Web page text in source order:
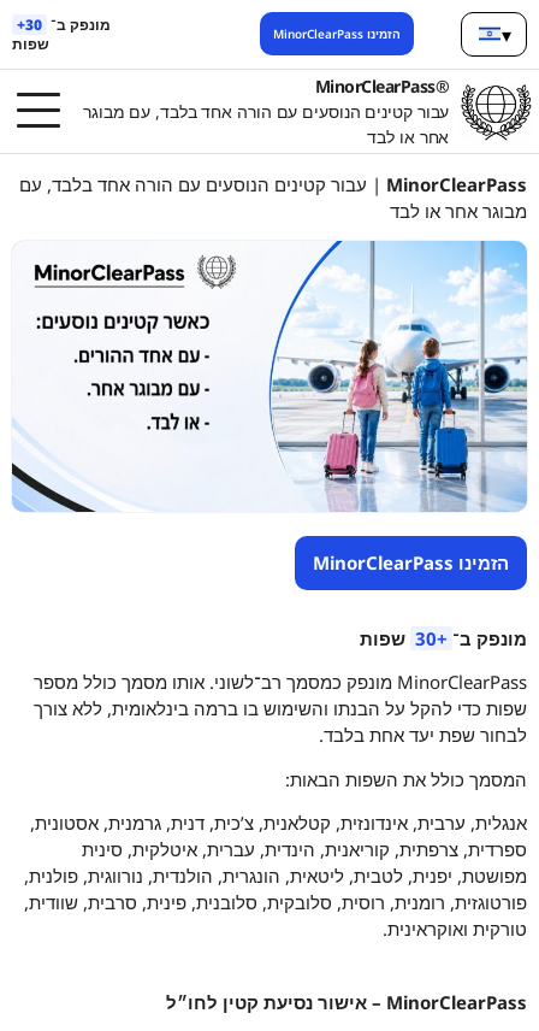
מונפק ב־ 30+
שפות
הזמינו MinorClearPass ▾
®MinorClearPass
עבור קטינים הנוסעים עם הורה אחד בלבד, עם מבוגר
אחר או לבד
MinorClearPass | עבור קטינים הנוסעים עם הורה אחד בלבד, עם
מבוגר אחר או לבד
הזמינו MinorClearPass
מונפק ב־ 30+ שפות
MinorClearPass מונפק כמסמך רב־לשוני. אותו מסמך כולל מספר
שפות כדי להקל על הבנתו והשימוש בו ברמה בינלאומית, ללא צורך
לבחור שפת יעד אחת בלבד.
המסמך כולל את השפות הבאות:
אנגלית, ערבית, אינדונזית, קטלאנית, צ’כית, דנית, גרמנית, אסטונית,
ספרדית, צרפתית, קוריאנית, הינדית, עברית, איטלקית, סינית
מפושטת, יפנית, לטבית, ליטאית, הונגרית, הולנדית, נורווגית, פולנית,
פורטוגזית, רומנית, רוסית, סלובקית, סלובנית, פינית, סרבית, שוודית,
טורקית ואוקראינית.
MinorClearPass – אישור נסיעת קטין לחו״ל